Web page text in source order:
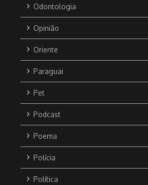
Odontologia
Opinião
Oriente
Paraguai
Pet
Podcast
Poema
Polícia
Política